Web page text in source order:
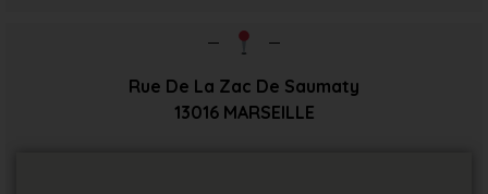
Rue De La Zac De Saumaty
13016 MARSEILLE